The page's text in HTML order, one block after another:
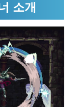
소개